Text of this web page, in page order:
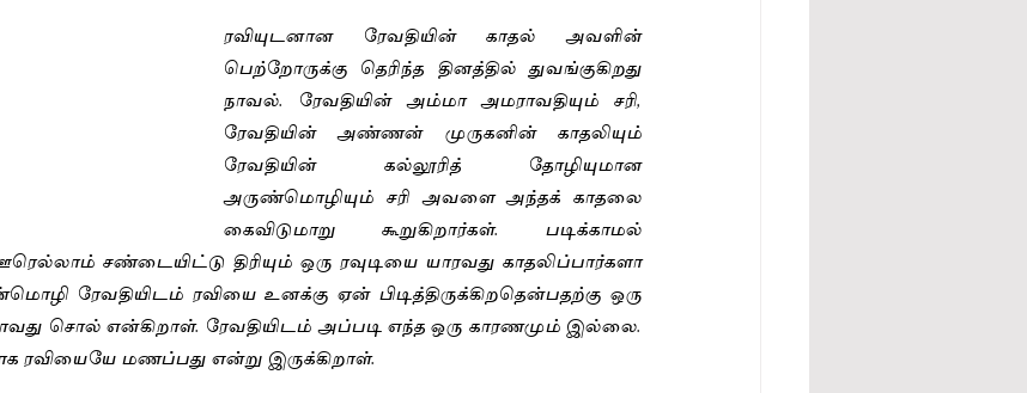
ரவியுடனான ரேவதியின் காதல் அவளின்
பெற்றோருக்கு தெரிந்த தினத்தில் துவங்குகிறது
நாவல். ரேவதியின் அம்மா அமராவதியும் சரி,
ரேவதியின் அண்ணன் முருகனின் காதலியும்
ரேவதியின் கல்லூரித் தோழியுமான
அருண்மொழியும் சரி அவளை அந்தக் காதலை
கைவிடுமாறு கூறுகிறார்கள். படிக்காமல்
சண்டையிட்டு திரியும் ஒரு ரவுடியை யாரவது காதலிப்பார்களா
ரேவதியிடம் ரவியை உனக்கு ஏன் பிடித்திருக்கிறதென்பதற்கு ஒரு
சொல் என்கிறாள். ரேவதியிடம் அப்படி எந்த ஒரு காரணமும் இல்லை.
ரவியையே மணப்பது என்று இருக்கிறாள்.